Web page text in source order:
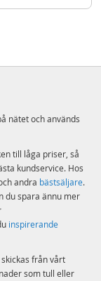
nätet och används
till låga priser, så
kundservice. Hos
andra bästsäljare.
du spara ännu mer
inspirerande
från vårt
som tull eller